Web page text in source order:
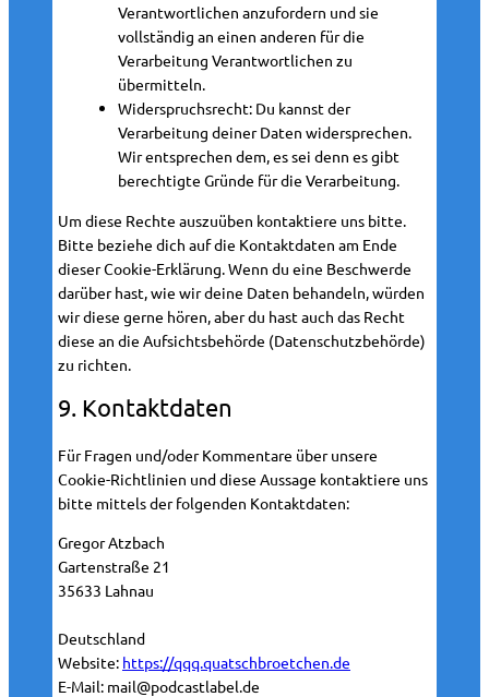
Verantwortlichen anzufordern und sie
vollständig an einen anderen für die
Verarbeitung Verantwortlichen zu
übermitteln.
Widerspruchsrecht: Du kannst der
Verarbeitung deiner Daten widersprechen.
Wir entsprechen dem, es sei denn es gibt
berechtigte Gründe für die Verarbeitung.
Um diese Rechte auszuüben kontaktiere uns bitte.
Bitte beziehe dich auf die Kontaktdaten am Ende
dieser Cookie-Erklärung. Wenn du eine Beschwerde
darüber hast, wie wir deine Daten behandeln, würden
wir diese gerne hören, aber du hast auch das Recht
diese an die Aufsichtsbehörde (Datenschutzbehörde)
zu richten.
9. Kontaktdaten
Für Fragen und/oder Kommentare über unsere
Cookie-Richtlinien und diese Aussage kontaktiere uns
bitte mittels der folgenden Kontaktdaten:
Gregor Atzbach
Gartenstraße 21
35633 Lahnau
Deutschland
Website: https://qqq.quatschbroetchen.de
E-Mail: mail@podcastlabel.de